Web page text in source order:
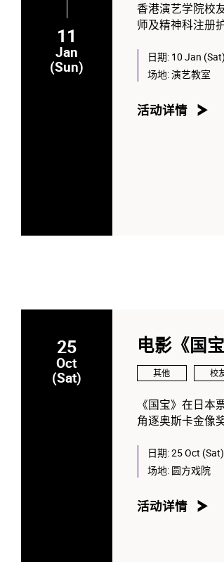
11
Jan
(Sun)
香港演艺学院校
师及精神科注册
课程手册外，
程修业证书。
日期: 10 Jan
场地:演艺教室
活动详情
25
Oct
(Sat)
电影《国
其他 校
《国宝》在日
角逐奥斯卡金像
心！
兼戏曲学院校友
日期:25 Oct (Sat)
场地: 圆方戏院
活动详情